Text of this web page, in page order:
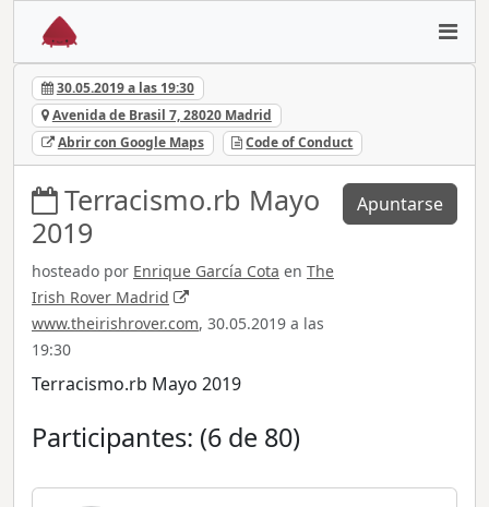
30.05.2019 a las 19:30
Avenida de Brasil 7, 28020 Madrid
Abrir con Google Maps
Code of Conduct
Terracismo.rb Mayo
2019
hosteado por Enrique García Cota en The
Irish Rover Madrid
www.theirishrover.com, 30.05.2019 a las
19:30
Apuntarse
Terracismo.rb Mayo 2019
Participantes: (6 de 80)